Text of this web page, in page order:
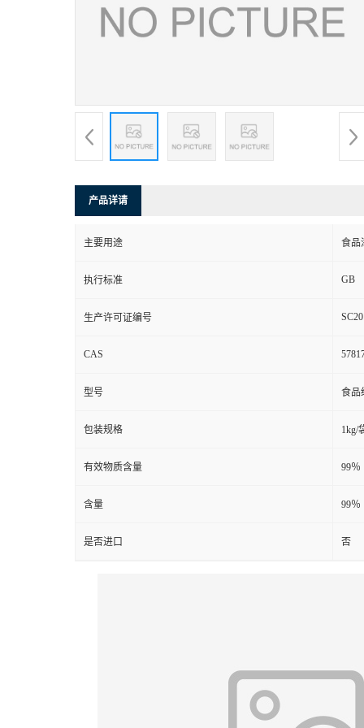
产品详请
主要用途 食品
执行标准 GB
生产许可证编号
CAS
型号 食品
包装规格 1kg/
有效物质含量 99％
含量 99％
是否进口 否